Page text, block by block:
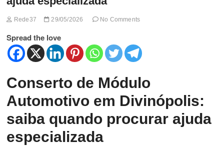
Rede37 29/05/2026 No Comments
Spread the love
Conserto de Módulo
Automotivo em Divinópolis:
saiba quando procurar ajuda
especializada